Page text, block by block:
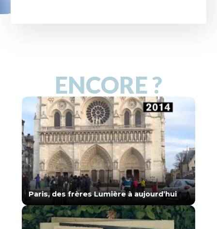
ENCORE ?
Paris, des frères Lumière à aujourd’hui